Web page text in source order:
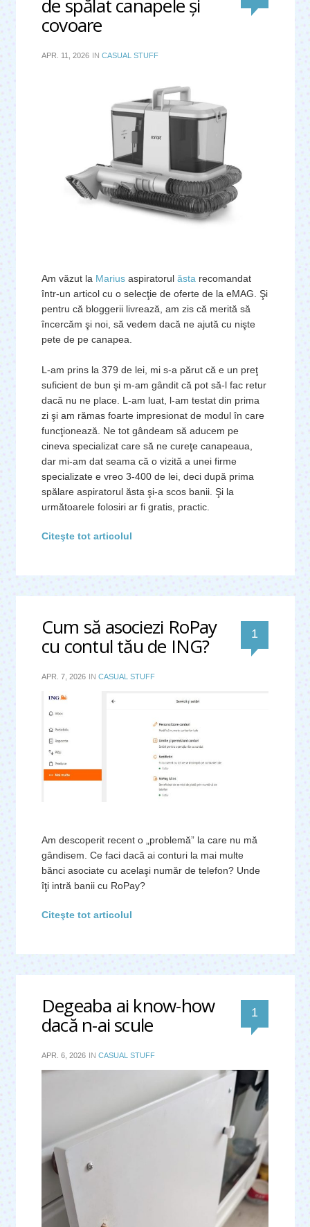
de spălat canapele şi
covoare
APR. 11, 2026 IN CASUAL STUFF
Am văzut la Marius aspiratorul ăsta recomandat
într-un articol cu o selecţie de oferte de la eMAG. Şi
pentru că bloggerii livrează, am zis că merită să
încercăm şi noi, să vedem dacă ne ajută cu nişte
pete de pe canapea.
L-am prins la 379 de lei, mi s-a părut că e un preţ
suficient de bun şi m-am gândit că pot să-l fac retur
dacă nu ne place. L-am luat, l-am testat din prima
zi şi am rămas foarte impresionat de modul în care
funcţionează. Ne tot gândeam să aducem pe
cineva specializat care să ne cureţe canapeaua,
dar mi-am dat seama că o vizită a unei firme
specializate e vreo 3-400 de lei, deci după prima
spălare aspiratorul ăsta şi-a scos banii. Şi la
următoarele folosiri ar fi gratis, practic.
Citeşte tot articolul
Cum să asociezi RoPay
cu contul tău de ING? 1
APR. 7, 2026 IN CASUAL STUFF
Am descoperit recent o „problemă” la care nu mă
gândisem. Ce faci dacă ai conturi la mai multe
bănci asociate cu acelaşi număr de telefon? Unde
îţi intră banii cu RoPay?
Citeşte tot articolul
Degeaba ai know-how
dacă n-ai scule 1
APR. 6, 2026 IN CASUAL STUFF